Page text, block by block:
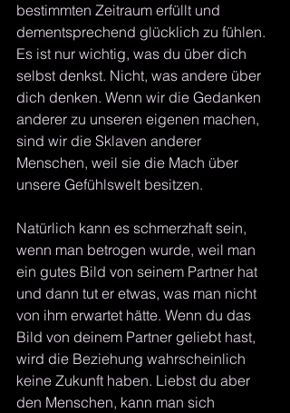
bestimmten Zeitraum erfüllt und
dementsprechend glücklich zu fühlen.
Es ist nur wichtig, was du über dich
selbst denkst. Nicht, was andere über
dich denken. Wenn wir die Gedanken
anderer zu unseren eigenen machen,
sind wir die Sklaven anderer
Menschen, weil sie die Mach über
unsere Gefühlswelt besitzen.
Natürlich kann es schmerzhaft sein,
wenn man betrogen wurde, weil man
ein gutes Bild von seinem Partner hat
und dann tut er etwas, was man nicht
von ihm erwartet hätte. Wenn du das
Bild von deinem Partner geliebt hast,
wird die Beziehung wahrscheinlich
keine Zukunft haben. Liebst du aber
den Menschen, kann man sich